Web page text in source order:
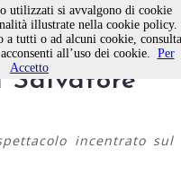
Salvatore
incentrato sul
utilizzati si avvalgono di cookie
illustrate nella cookie policy.
a tutti o ad alcuni cookie, consulta
all’uso dei cookie. Per
Accetto